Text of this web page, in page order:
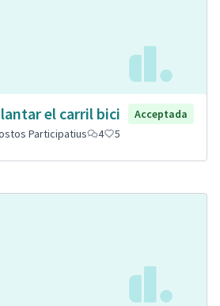
el carril bici
Acceptada
Participatius 4 5